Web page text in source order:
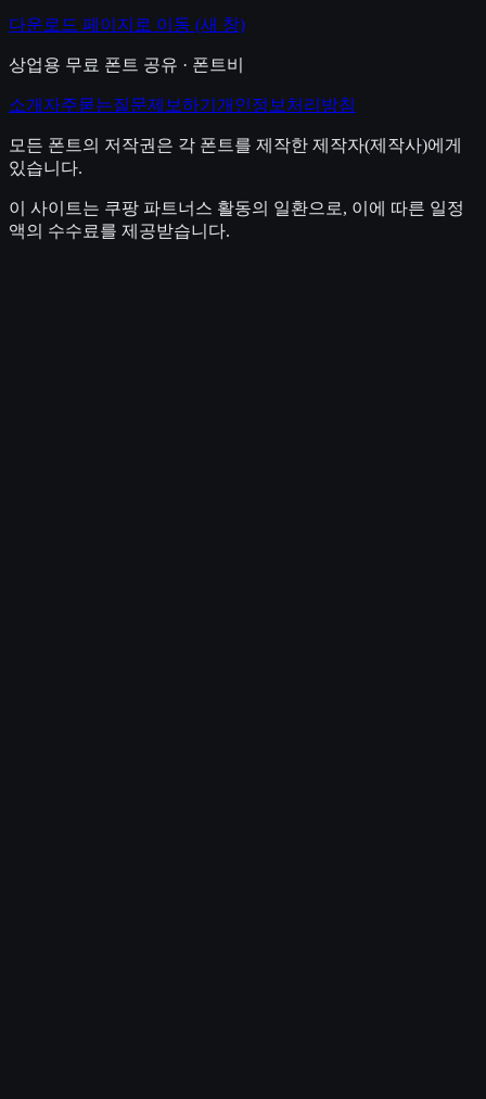
다운로드 페이지로 이동 (새 창)
상업용 무료 폰트 공유 · 폰트비
소개 자주묻는질문제보하기 개인정보처리방침
모든 폰트의 저작권은 각 폰트를 제작한 제작자(제작사)에게
있습니다.
이 사이트는 쿠팡 파트너스 활동의 일환으로, 이에 따른 일정
액의 수수료를 제공받습니다.